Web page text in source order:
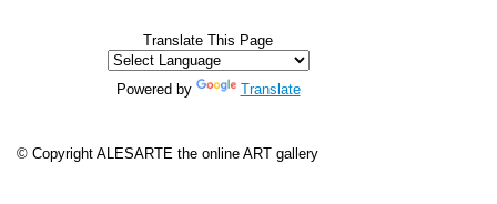
Translate This Page
Powered by Translate
© Copyright ALESARTE the online ART gallery